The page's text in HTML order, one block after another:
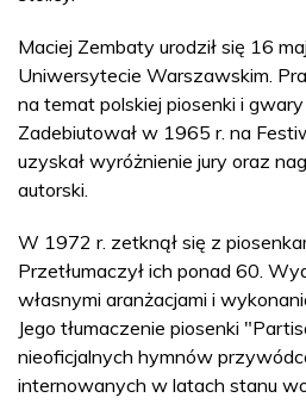
Maciej Zembaty urodził się 16
Uniwersytecie Warszawskim.
na temat polskiej piosenki i
Zadebiutował w 1965 r. na
uzyskał wyróżnienie jury oraz
autorski.
W 1972 r. zetknął się z
Przetłumaczył ich ponad 60.
własnymi aranżacjami i
Jego tłumaczenie piosenki
nieoficjalnych hymnów
internowanych w latach stanu